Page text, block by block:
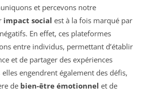
et percevons notre
impact social est à la fois marqué par
En effet, ces plateformes
entre individus, permettant d’établir
et de partager des expériences
engendrent également des défis,
de bien-être émotionnel et de